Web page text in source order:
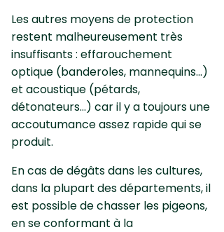
Les autres moyens de protection
restent malheureusement très
insuffisants : effarouchement
optique (banderoles, mannequins...)
et acoustique (pétards,
détonateurs...) car il y a toujours une
accoutumance assez rapide qui se
produit.
En cas de dégâts dans les cultures,
dans la plupart des départements, il
est possible de chasser les pigeons,
en se conformant à la